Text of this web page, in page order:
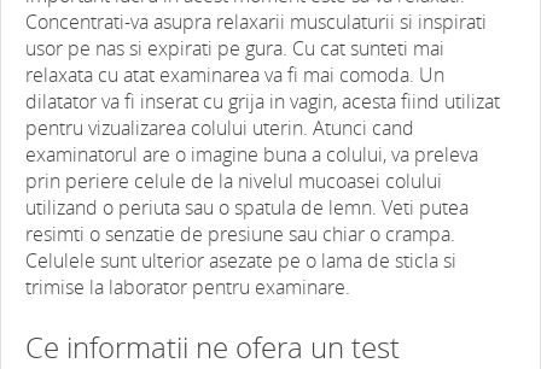
Concentrati-va asupra relaxarii musculaturii si inspirati
usor pe nas si expirati pe gura. Cu cat sunteti mai
relaxata cu atat examinarea va fi mai comoda. Un
dilatator va fi inserat cu grija in vagin, acesta fiind utilizat
pentru vizualizarea colului uterin. Atunci cand
examinatorul are o imagine buna a colului, va preleva
prin periere celule de la nivelul mucoasei colului
utilizand o periuta sau o spatula de lemn. Veti putea
resimti o senzatie de presiune sau chiar o crampa.
Celulele sunt ulterior asezate pe o lama de sticla si
trimise la laborator pentru examinare.
Ce informatii ne ofera un test